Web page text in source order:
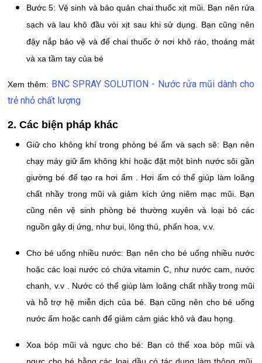
Bước 5: Vệ sinh và bảo quản chai thuốc xịt mũi. Bạn nên rửa
sạch và lau khô đầu vòi xịt sau khi sử dụng. Bạn cũng nên
đậy nắp bảo vệ và để chai thuốc ở nơi khô ráo, thoáng mát
và xa tầm tay của bé
Xem thêm: BNC SPRAY SOLUTION - Nước rửa mũi dành cho
trẻ nhỏ chất lượng
2. Các biện pháp khác
Giữ cho không khí trong phòng bé ẩm và sạch sẽ: Bạn nên
chạy máy giữ ẩm không khí hoặc đặt một bình nước sôi gần
giường bé để tạo ra hơi ẩm . Hơi ẩm có thể giúp làm loãng
chất nhầy trong mũi và giảm kích ứng niêm mạc mũi. Bạn
cũng nên vệ sinh phòng bé thường xuyên và loại bỏ các
nguồn gây dị ứng, như bụi, lông thú, phấn hoa, v.v.
Cho bé uống nhiều nước: Bạn nên cho bé uống nhiều nước
hoặc các loại nước có chứa vitamin C, như nước cam, nước
chanh, v.v . Nước có thể giúp làm loãng chất nhầy trong mũi
và hỗ trợ hệ miễn dịch của bé. Bạn cũng nên cho bé uống
nước ấm hoặc canh để giảm cảm giác khô và đau họng.
Xoa bóp mũi và ngực cho bé: Bạn có thể xoa bóp mũi và